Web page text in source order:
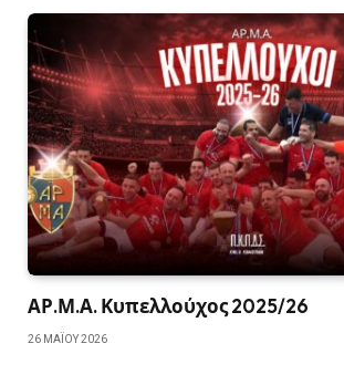
ΑΡ.Μ.Α. Κυπελλούχος 2025/26
26 ΜΑΪ́ΟΥ 2026